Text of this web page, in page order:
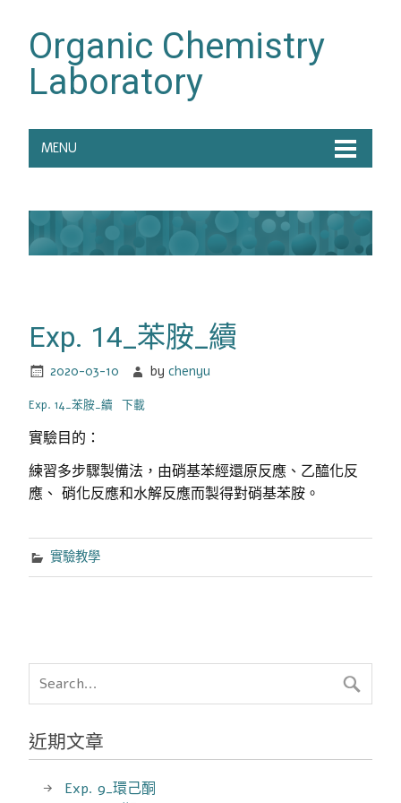
Organic Chemistry
Laboratory
MENU
Exp. 14_苯胺_續
2020-03-10 bychenyu
Exp. 14_苯胺_續 下載
實驗目的：
練習多步驟製備法，由硝基苯經還原反應、乙醯化反
應、 硝化反應和水解反應而製得對硝基苯胺。
實驗教學
近期文章
Exp. 9_環己酮